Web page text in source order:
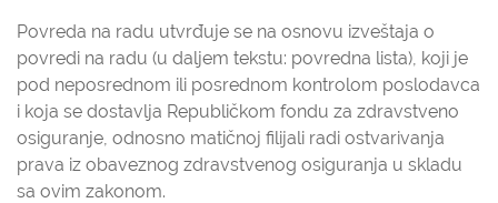
Povreda na radu utvrđuje se na osnovu izveštaja o
povredi na radu (u daljem tekstu: povredna lista), koji je
pod neposrednom ili posrednom kontrolom poslodavca
i koja se dostavlja Republičkom fondu za zdravstveno
osiguranje, odnosno matičnoj filijali radi ostvarivanja
prava iz obaveznog zdravstvenog osiguranja u skladu
sa ovim zakonom.